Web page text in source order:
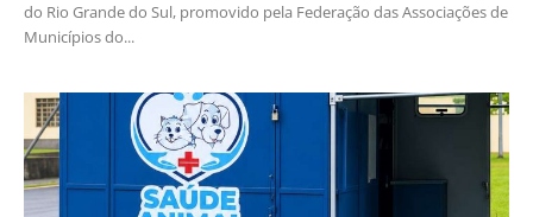
do Rio Grande do Sul, promovido pela Federação das Associações de
Municípios do...